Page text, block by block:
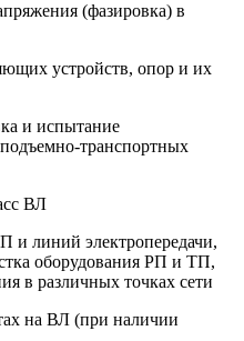
(фазировка) в
устройств, опор и их
и испытание
транспортных
ВЛ
и линий электропередачи,
оборудования РП и ТП,
в различных точках сети
на ВЛ (при наличии